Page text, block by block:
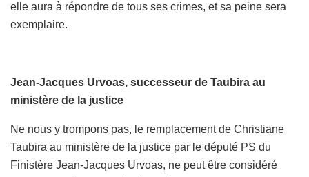
elle aura à répondre de tous ses crimes, et sa peine sera
exemplaire.
Jean-Jacques Urvoas, successeur de Taubira au
ministère de la justice
Ne nous y trompons pas, le remplacement de Christiane
Taubira au ministère de la justice par le député PS du
Finistère Jean-Jacques Urvoas, ne peut être considéré